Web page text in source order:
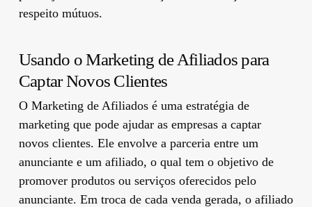
respeito mútuos.
Usando o Marketing de Afiliados para
Captar Novos Clientes
O Marketing de Afiliados é uma estratégia de
marketing que pode ajudar as empresas a captar
novos clientes. Ele envolve a parceria entre um
anunciante e um afiliado, o qual tem o objetivo de
promover produtos ou serviços oferecidos pelo
anunciante. Em troca de cada venda gerada, o afiliado